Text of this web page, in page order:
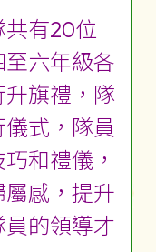
有20位
六年級各
旗禮，隊
式，隊員
和禮儀，
感，提升
的領導才